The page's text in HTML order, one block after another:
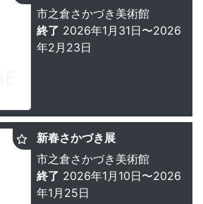
市之倉さかづき美術館
終了 2026年1月31日〜2026
年2月23日
新春さかづき展
市之倉さかづき美術館
終了 2026年1月10日〜2026
年1月25日